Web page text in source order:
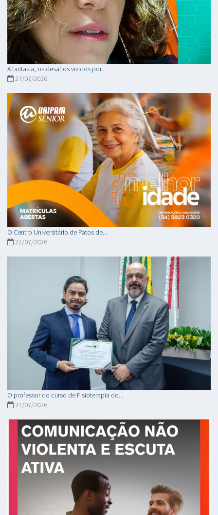
A fantasia, os desafios vividos por...
27/07/2026
O Centro Universitário de Patos de...
22/07/2026
O professor do curso de Fisioterapia do...
21/07/2026